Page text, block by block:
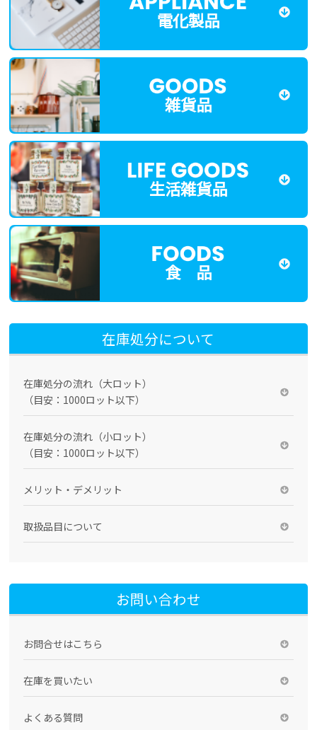
電化製品
雑貨品
生活雑貨品
食 品
在庫処分について
在庫処分の流れ（大ロット）
（目安：1000ロット以下）
在庫処分の流れ（小ロット）
（目安：1000ロット以下）
メリット・デメリット
取扱品目について
お問い合わせ
お問合せはこちら
在庫を買いたい
よくある質問